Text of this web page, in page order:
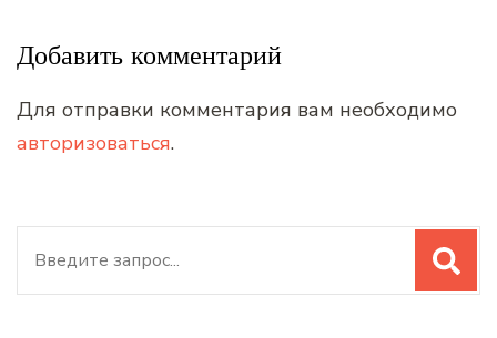
Добавить комментарий
Для отправки комментария вам необходимо
авторизоваться.